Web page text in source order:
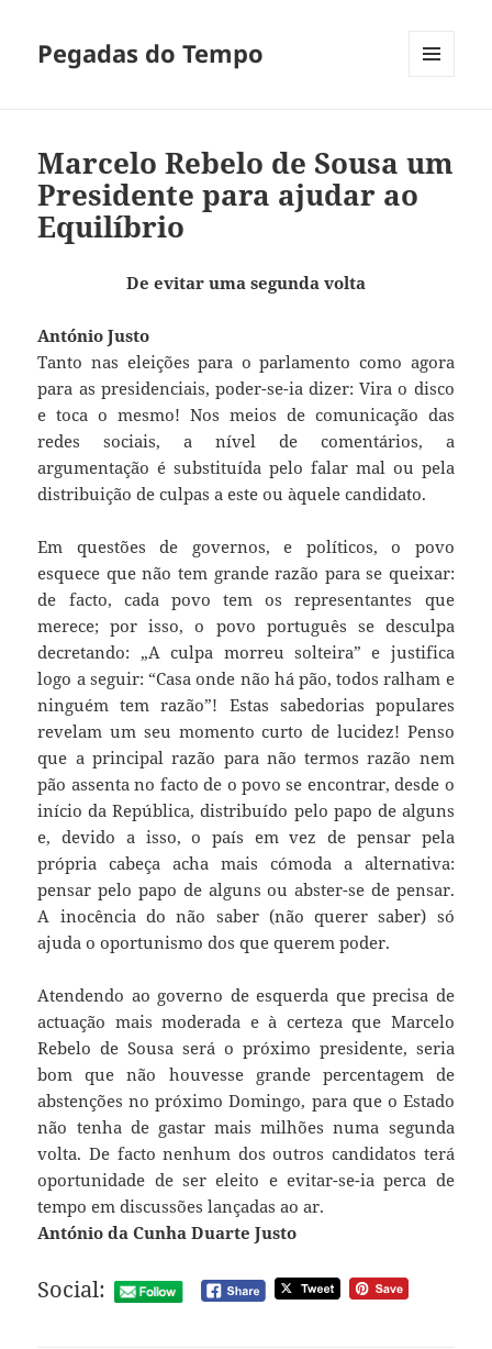
Pegadas do Tempo
Marcelo Rebelo de Sousa um
Presidente para ajudar ao
Equilíbrio
De evitar uma segunda volta
António Justo
Tanto nas eleições para o parlamento como agora
para as presidenciais, poder-se-ia dizer: Vira o disco
e toca o mesmo! Nos meios de comunicação das
redes sociais, a nível de comentários, a
argumentação é substituída pelo falar mal ou pela
distribuição de culpas a este ou àquele candidato.
Em questões de governos, e políticos, o povo
esquece que não tem grande razão para se queixar:
de facto, cada povo tem os representantes que
merece; por isso, o povo português se desculpa
decretando: „A culpa morreu solteira” e justifica
logo a seguir: “Casa onde não há pão, todos ralham e
ninguém tem razão”! Estas sabedorias populares
revelam um seu momento curto de lucidez! Penso
que a principal razão para não termos razão nem
pão assenta no facto de o povo se encontrar, desde o
início da República, distribuído pelo papo de alguns
e, devido a isso, o país em vez de pensar pela
própria cabeça acha mais cómoda a alternativa:
pensar pelo papo de alguns ou abster-se de pensar.
A inocência do não saber (não querer saber) só
ajuda o oportunismo dos que querem poder.
Atendendo ao governo de esquerda que precisa de
actuação mais moderada e à certeza que Marcelo
Rebelo de Sousa será o próximo presidente, seria
bom que não houvesse grande percentagem de
abstenções no próximo Domingo, para que o Estado
não tenha de gastar mais milhões numa segunda
volta. De facto nenhum dos outros candidatos terá
oportunidade de ser eleito e evitar-se-ia perca de
tempo em discussões lançadas ao ar.
António da Cunha Duarte Justo
Social: